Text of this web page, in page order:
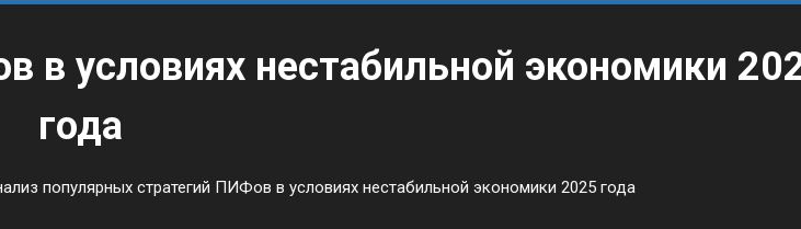
в условиях нестабильной экономики
года
популярных стратегий ПИФов в условиях нестабильной экономики 2025 года